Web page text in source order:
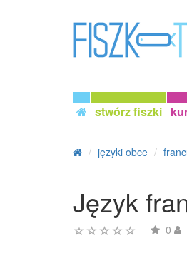
stwórz fiszki
języki obce
Język
0